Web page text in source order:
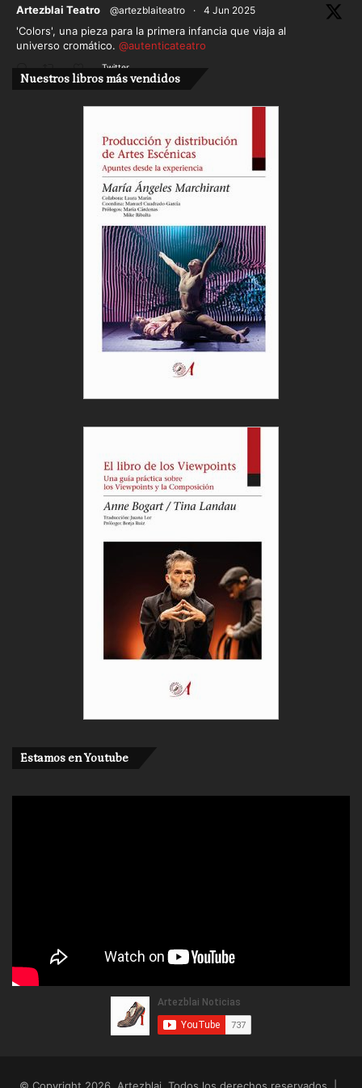
Artezblai Teatro @artezblaiteatro · 4 Jun 2025
'Colors', una pieza para la primera infancia que viaja al
universo cromático. @autenticateatro
Twitter
Cargar más
Nuestros libros más vendidos
Estamos en Youtube